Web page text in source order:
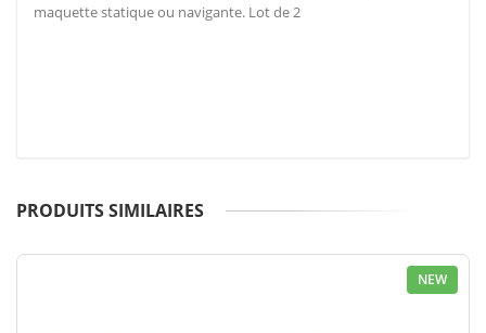
maquette statique ou navigante. Lot de 2
PRODUITS SIMILAIRES
NEW